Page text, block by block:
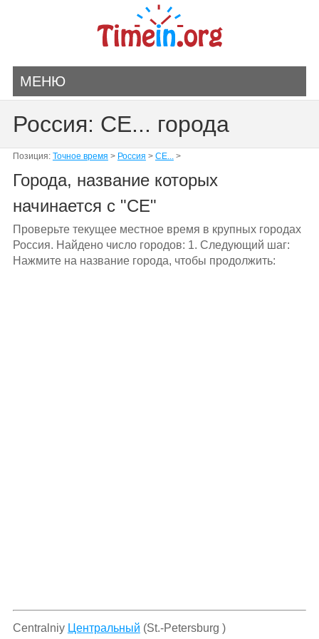
МЕНЮ
Россия: CE... города
Позиция: Точное время > Россия > CE...>
Города, название которых
начинается с "CE"
Проверьте текущее местное время в крупных городах
Россия. Найдено число городов: 1. Следующий шаг:
Нажмите на название города, чтобы продолжить:
Centralniy Центральный (St.-Petersburg )